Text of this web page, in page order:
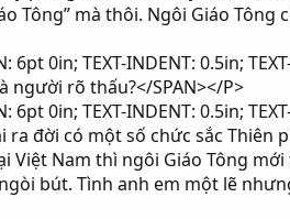
Tông” mà thôi. Ngôi Giáo Tông
0in; TEXT-INDENT: 0.5in;
người rõ thấu?</SPAN></P>
0in; TEXT-INDENT: 0.5in;
ra đời có một số chức sắc
Nam thì ngôi Giáo Tông
bút. Tình anh em một lẽ